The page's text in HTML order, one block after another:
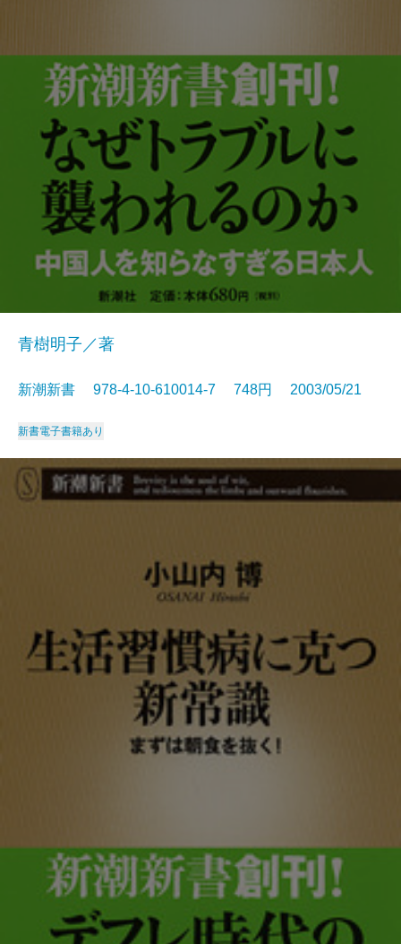
青樹明子／著
新潮新書 978-4-10-610014-7 748円 2003/05/21
新書電子書籍あり